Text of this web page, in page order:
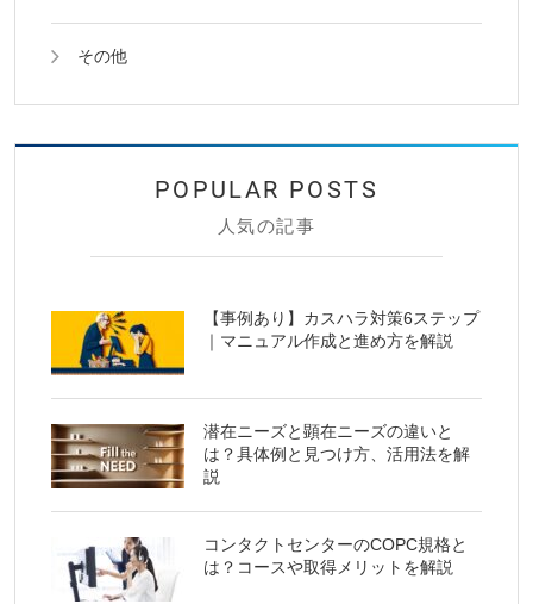
その他
人気の記事
【事例あり】カスハラ対策6ステップ
｜マニュアル作成と進め方を解説
潜在ニーズと顕在ニーズの違いと
は？具体例と見つけ方、活用法を解
説
コンタクトセンターのCOPC規格と
は？コースや取得メリットを解説